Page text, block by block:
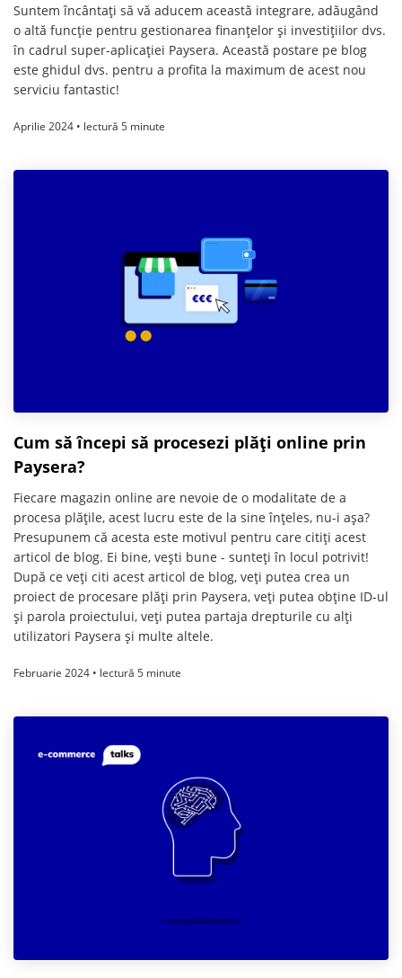
Suntem încântați să vă aducem această integrare, adăugând
o altă funcție pentru gestionarea finanțelor și investițiilor dvs.
în cadrul super-aplicației Paysera. Această postare pe blog
este ghidul dvs. pentru a profita la maximum de acest nou
serviciu fantastic!
Aprilie 2024 • lectură 5 minute
Cum să începi să procesezi plăți online prin
Paysera?
Fiecare magazin online are nevoie de o modalitate de a
procesa plățile, acest lucru este de la sine înțeles, nu-i așa?
Presupunem că acesta este motivul pentru care citiți acest
articol de blog. Ei bine, vești bune - sunteți în locul potrivit!
După ce veți citi acest articol de blog, veți putea crea un
proiect de procesare plăți prin Paysera, veți putea obține ID-ul
și parola proiectului, veți putea partaja drepturile cu alți
utilizatori Paysera și multe altele.
Februarie 2024 • lectură 5 minute